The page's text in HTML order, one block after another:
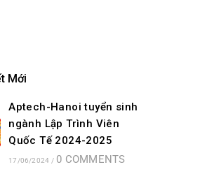
Mới
Aptech-Hanoi tuyển sinh
ngành Lập Trình Viên
Quốc Tế 2024-2025
17/06/2024 / 0 COMMENTS